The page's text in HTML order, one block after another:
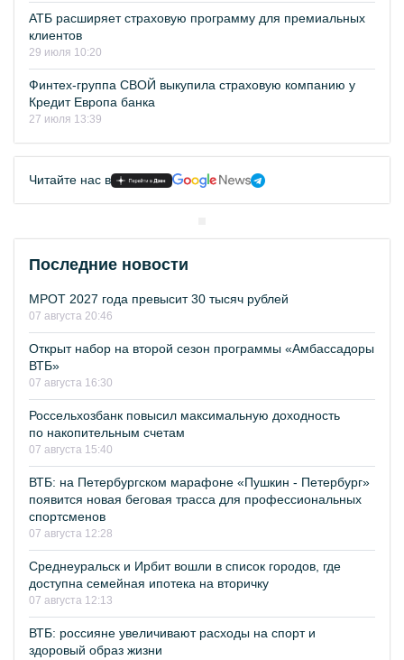
АТБ расширяет страховую программу для премиальных
клиентов
29 июля 10:20
Финтех-группа СВОЙ выкупила страховую компанию у
Кредит Европа банка
27 июля 13:39
Читайте нас в
Последние новости
МРОТ 2027 года превысит 30 тысяч рублей
07 августа 20:46
Открыт набор на второй сезон программы «Амбассадоры
ВТБ»
07 августа 16:30
Россельхозбанк повысил максимальную доходность
по накопительным счетам
07 августа 15:40
ВТБ: на Петербургском марафоне «Пушкин - Петербург»
появится новая беговая трасса для профессиональных
спортсменов
07 августа 12:28
Среднеуральск и Ирбит вошли в список городов, где
доступна семейная ипотека на вторичку
07 августа 12:13
ВТБ: россияне увеличивают расходы на спорт и
здоровый образ жизни